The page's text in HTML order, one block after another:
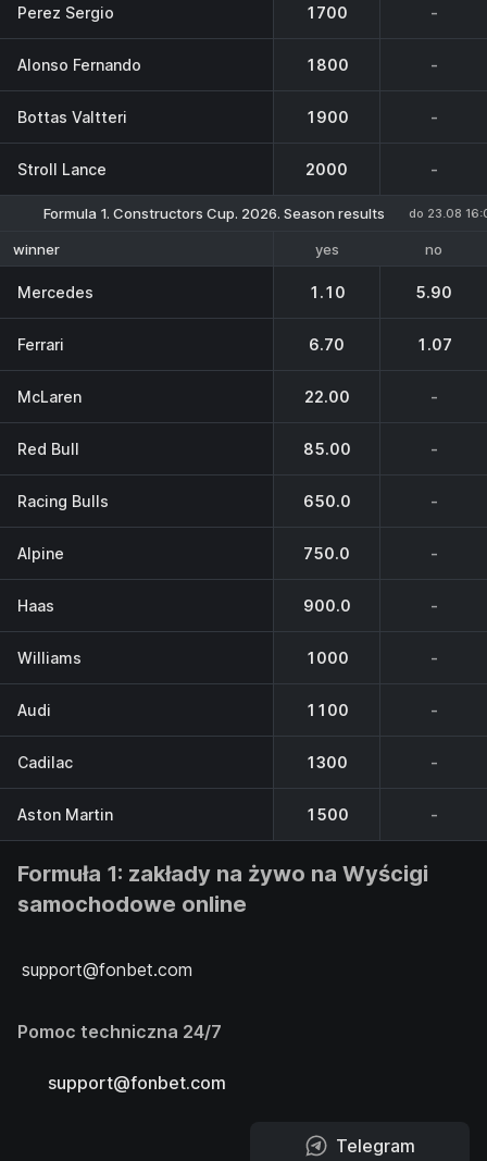
Perez Sergio 1700 -
Alonso Fernando 1800 -
Bottas Valtteri 1900 -
Stroll Lance 2000 -
Formula 1. Constructors Cup. 2026. Season results do 23.08
winner yes no
Mercedes 1.10 5.90
Ferrari 6.70 1.07
McLaren 22.00 -
Red Bull 85.00 -
Racing Bulls 650.0 -
Alpinе 750.0 -
Haas 900.0 -
Williams 1000 -
Audi 1100 -
Cadilac 1300 -
Aston Martin 1500 -
Formuła 1: zakłady na żywo na Wyścigi
samochodowe online
support@fonbet.com
Pomoc techniczna 24/7
support@fonbet.com
Telegram